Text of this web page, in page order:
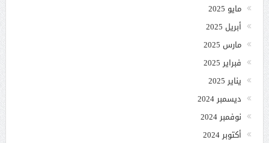
مايو 2025
أبريل 2025
مارس 2025
فبراير 2025
يناير 2025
ديسمبر 2024
نوفمبر 2024
أكتوبر 2024